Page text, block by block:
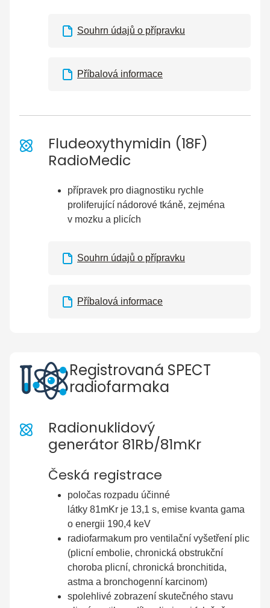
Souhrn údajů o přípravku
Příbalová informace
Fludeoxythymidin (18F)
RadioMedic
přípravek pro diagnostiku rychle
proliferující nádorové tkáně, zejména
v mozku a plicích
Souhrn údajů o přípravku
Příbalová informace
Registrovaná SPECT
radiofarmaka
Radionuklidový
generátor 81Rb/81mKr
Česká registrace
poločas rozpadu účinné
látky 81mKr je 13,1 s, emise kvanta gama
o energii 190,4 keV
radiofarmakum pro ventilační vyšetření plic
(plicní embolie, chronická obstrukční
choroba plicní, chronická bronchitida,
astma a bronchogenní karcinom)
spolehlivé zobrazení skutečného stavu